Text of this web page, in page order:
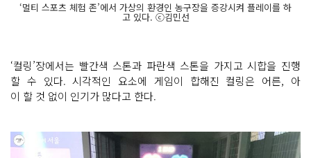
‘멀티 스포츠 체험 존’에서 가상의 환경인 농구장을 증강시켜 플레이를 하
고 있다. ⓒ김민선
‘컬링’장에서는 빨간색 스톤과 파란색 스톤을 가지고 시합을 진행
할 수 있다. 시각적인 요소에 게임이 합해진 컬링은 어른, 아
이 할 것 없이 인기가 많다고 한다.